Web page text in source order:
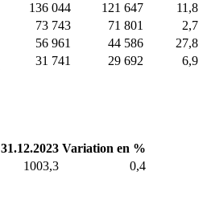
136 044 121 647
11,8
73 743 71 801
2,7
56 961 44 586
27,8
31 741 29 692 6,9
31.12.2023 Variation en %
1003,3 0,4